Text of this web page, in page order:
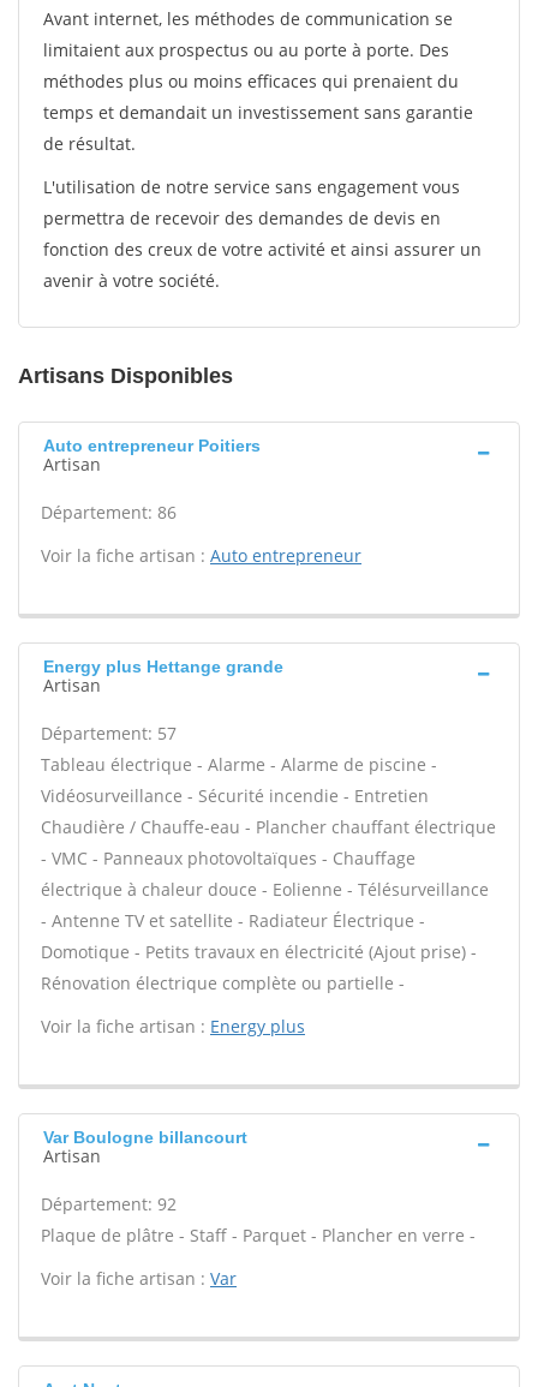
Avant internet, les méthodes de communication se
limitaient aux prospectus ou au porte à porte. Des
méthodes plus ou moins efficaces qui prenaient du
temps et demandait un investissement sans garantie
de résultat.
L'utilisation de notre service sans engagement vous
permettra de recevoir des demandes de devis en
fonction des creux de votre activité et ainsi assurer un
avenir à votre société.
Artisans Disponibles
Auto entrepreneur Poitiers
Artisan
Département: 86
Voir la fiche artisan : Auto entrepreneur
Energy plus Hettange grande
Artisan
Département: 57
Tableau électrique - Alarme - Alarme de piscine -
Vidéosurveillance - Sécurité incendie - Entretien
Chaudière / Chauffe-eau - Plancher chauffant électrique
- VMC - Panneaux photovoltaïques - Chauffage
électrique à chaleur douce - Eolienne - Télésurveillance
- Antenne TV et satellite - Radiateur Électrique -
Domotique - Petits travaux en électricité (Ajout prise) -
Rénovation électrique complète ou partielle -
Voir la fiche artisan : Energy plus
Var Boulogne billancourt
Artisan
Département: 92
Plaque de plâtre - Staff - Parquet - Plancher en verre -
Voir la fiche artisan : Var